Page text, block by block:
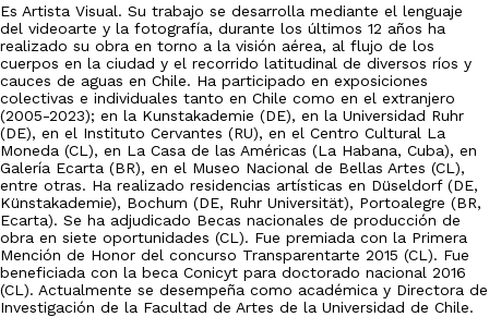
Es Artista Visual. Su trabajo se desarrolla mediante el lenguaje
del videoarte y la fotografía, durante los últimos 12 años ha
realizado su obra en torno a la visión aérea, al flujo de los
cuerpos en la ciudad y el recorrido latitudinal de diversos ríos y
cauces de aguas en Chile. Ha participado en exposiciones
colectivas e individuales tanto en Chile como en el extranjero
(2005-2023); en la Kunstakademie (DE), en la Universidad Ruhr
(DE), en el Instituto Cervantes (RU), en el Centro Cultural La
Moneda (CL), en La Casa de las Américas (La Habana, Cuba), en
Galería Ecarta (BR), en el Museo Nacional de Bellas Artes (CL),
entre otras. Ha realizado residencias artísticas en Düseldorf (DE,
Künstakademie), Bochum (DE, Ruhr Universität), Portoalegre (BR,
Ecarta). Se ha adjudicado Becas nacionales de producción de
obra en siete oportunidades (CL). Fue premiada con la Primera
Mención de Honor del concurso Transparentarte 2015 (CL). Fue
beneficiada con la beca Conicyt para doctorado nacional 2016
(CL). Actualmente se desempeña como académica y Directora de
Investigación de la Facultad de Artes de la Universidad de Chile.